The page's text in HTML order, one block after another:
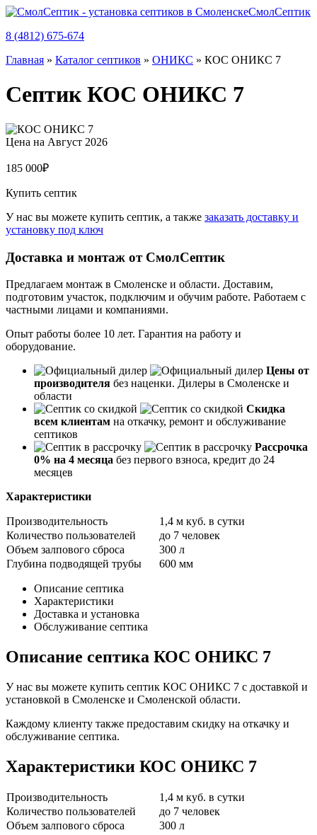
СмолСептик
8 (4812) 675-674
Главная » Каталог септиков » ОНИКС » КОС ОНИКС 7
Септик КОС ОНИКС 7
Цена на Август 2026
185 000₽
Купить септик
У нас вы можете купить септик, а также заказать доставку и
установку под ключ
Доставка и монтаж от СмолСептик
Предлагаем монтаж в Смоленске и области. Доставим,
подготовим участок, подключим и обучим работе. Работаем с
частными лицами и компаниями.
Опыт работы более 10 лет. Гарантия на работу и
оборудование.
Цены от
производителя без наценки. Дилеры в Смоленске и
области
Скидка
всем клиентам на откачку, ремонт и обслуживание
септиков
Рассрочка
0% на 4 месяца без первого взноса, кредит до 24
месяцев
Характеристики
Производительность
1,4 м куб. в сутки
Количество пользователей
до 7 человек
Объем залпового сброса
300 л
Глубина подводящей трубы
600 мм
Описание септика
Характеристики
Доставка и установка
Обслуживание септика
Описание септика КОС ОНИКС 7
У нас вы можете купить септик КОС ОНИКС 7 с доставкой и
установкой в Смоленске и Смоленской области.
Каждому клиенту также предоставим скидку на откачку и
обслуживание септика.
Характеристики КОС ОНИКС 7
Производительность
1,4 м куб. в сутки
Количество пользователей
до 7 человек
Объем залпового сброса
300 л